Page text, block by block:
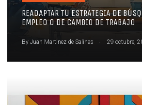
READAPTAR TU ESTRATEGIA DE
EMPLEO O DE CAMBIO DE TRABAJO
By Juan Martinez de Salinas 29 octubre,